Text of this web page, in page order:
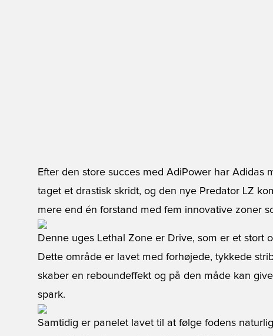
Efter den store succes med AdiPower har
taget et drastisk skridt, og den nye Predator LZ
mere end én forstand med fem innovative zoner
Denne uges Lethal Zone er Drive, som er et stort
Dette område er lavet med forhøjede, tykkede
skaber en reboundeffekt og på den måde kan
spark.
Samtidig er panelet lavet til at følge fodens